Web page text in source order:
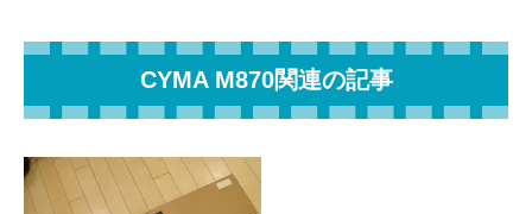
CYMA M870関連の記事